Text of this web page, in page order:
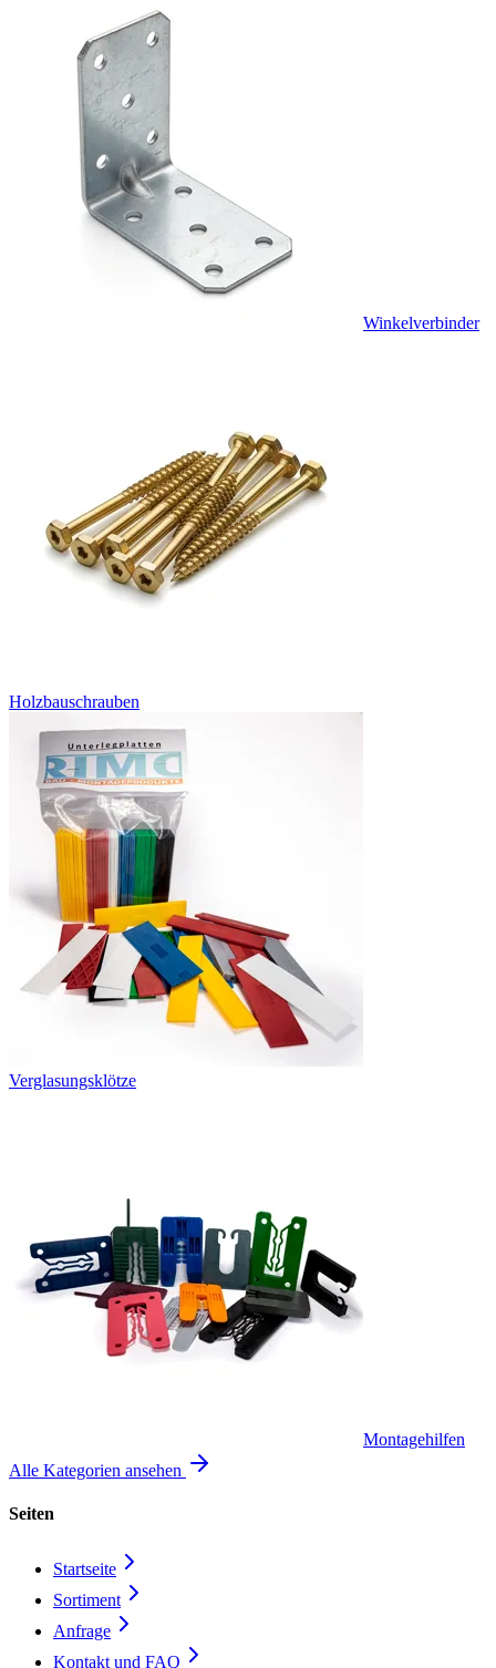
Winkelverbinder
Holzbauschrauben
Verglasungsklötze
Montagehilfen
Alle Kategorien ansehen
Seiten
Startseite
Sortiment
Anfrage
Kontakt und FAQ